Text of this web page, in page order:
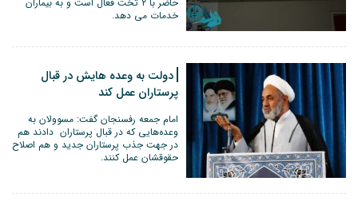
خدمات می دهد.
دولت به وعده هایش در قبال
پرستاران عمل کند
امام جمعه رفسنجان گفت: مسوولان به
وعده‌هایی که در قبال پرستاران دادند هم
در جهت جذب پرستاران جدید و هم اصلاح
حقوقشان عمل کنند.